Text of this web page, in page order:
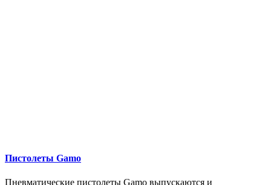
Пистолеты Gamo
Пневматические пистолеты Gamo выпускаются и